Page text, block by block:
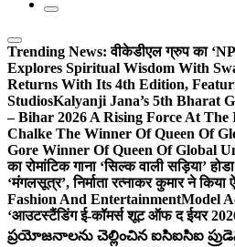
Trending News: वीकेडीएल ग्रुप का
Explores Spiritual Wisdom With
Returns With Its 4th Edition,
StudiosKalyanji Jana’s 5th Bharat
– Bihar 2026 A Rising Force At
Chalke The Winner Of Queen Of
Gore Winner Of Queen Of Global
का रोमांटिक गाना ‘सिल्क वाली सड़िया’
‘मंगलसूत्र’, निर्माता रत्नाकर कुमार ने किया
Fashion And EntertainmentModel
‘आउटस्टैंडिंग ई-कॉमर्स शूट ऑफ द ईयर
ప్రయోజనాలను చెల్లించిన ఐసిఐసిఐ